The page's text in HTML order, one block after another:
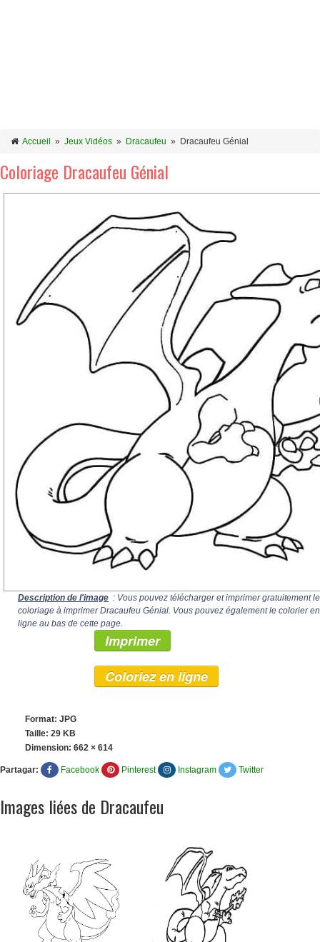
Accueil » Jeux Vidéos » Dracaufeu » Dracaufeu Génial
Coloriage Dracaufeu Génial
Description de l'image : Vous pouvez télécharger et imprimer gratuitement le
coloriage à imprimer Dracaufeu Génial. Vous pouvez également le colorier en
ligne au bas de cette page.
Imprimer
Coloriez en ligne
Format: JPG
Taille: 29 KB
Dimension: 662 × 614
Partagar: Facebook Pinterest Instagram Twitter
Images liées de Dracaufeu